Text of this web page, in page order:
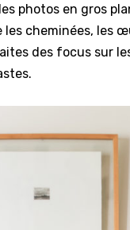
photos en gros
cheminées, les
des focus sur